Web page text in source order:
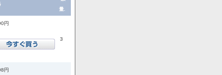
量.
円
3
円